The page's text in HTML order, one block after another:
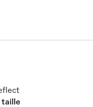
taille